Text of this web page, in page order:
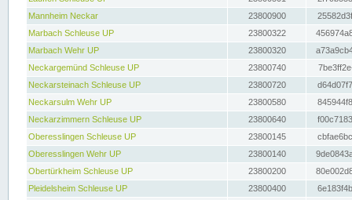
Mannheim Neckar
23800900
Marbach Schleuse UP
23800322
Marbach Wehr UP
23800320
Neckargemünd Schleuse UP
23800740
Neckarsteinach Schleuse UP
23800720
Neckarsulm Wehr UP
23800580
Neckarzimmern Schleuse UP
23800640
Oberesslingen Schleuse UP
23800145
Oberesslingen Wehr UP
23800140
Obertürkheim Schleuse UP
23800200
Pleidelsheim Schleuse UP
23800400